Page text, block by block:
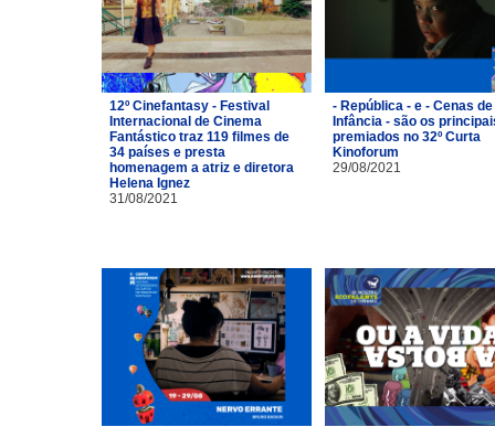
12º Cinefantasy - Festival
Internacional de Cinema
Fantástico traz 119 filmes de
34 países e presta
homenagem a atriz e diretora
Helena Ignez
31/08/2021
- República - e - Cenas de
Infância - são os
premiados no 32º Curta
Kinoforum
29/08/2021